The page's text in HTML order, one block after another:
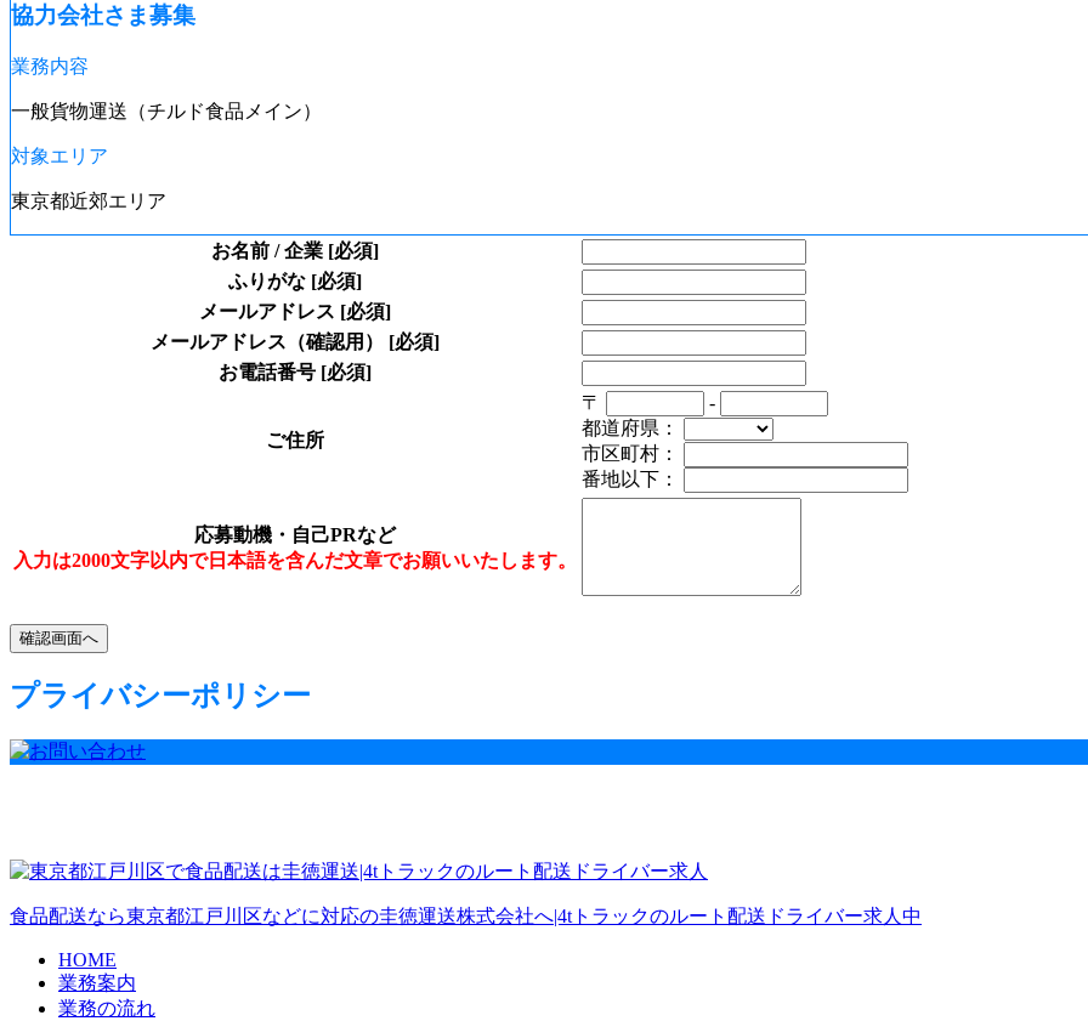
協力会社さま募集
業務内容
一般貨物運送（チルド食品メイン）
対象エリア
東京都近郊エリア
お名前 / 企業 [必須]
ふりがな [必須]
メールアドレス [必須]
メールアドレス（確認用） [必須]
お電話番号 [必須]
ご住所
〒
-
都道府県：
市区町村：
番地以下：
応募動機・自己PRなど
入力は2000文字以内で日本語を含んだ文章でお願いいたします。
プライバシーポリシー
食品配送なら東京都江戸川区などに対応の圭徳運送株式会社へ|4tトラックのルート配送ドライバー求人中
HOME
業務案内
業務の流れ